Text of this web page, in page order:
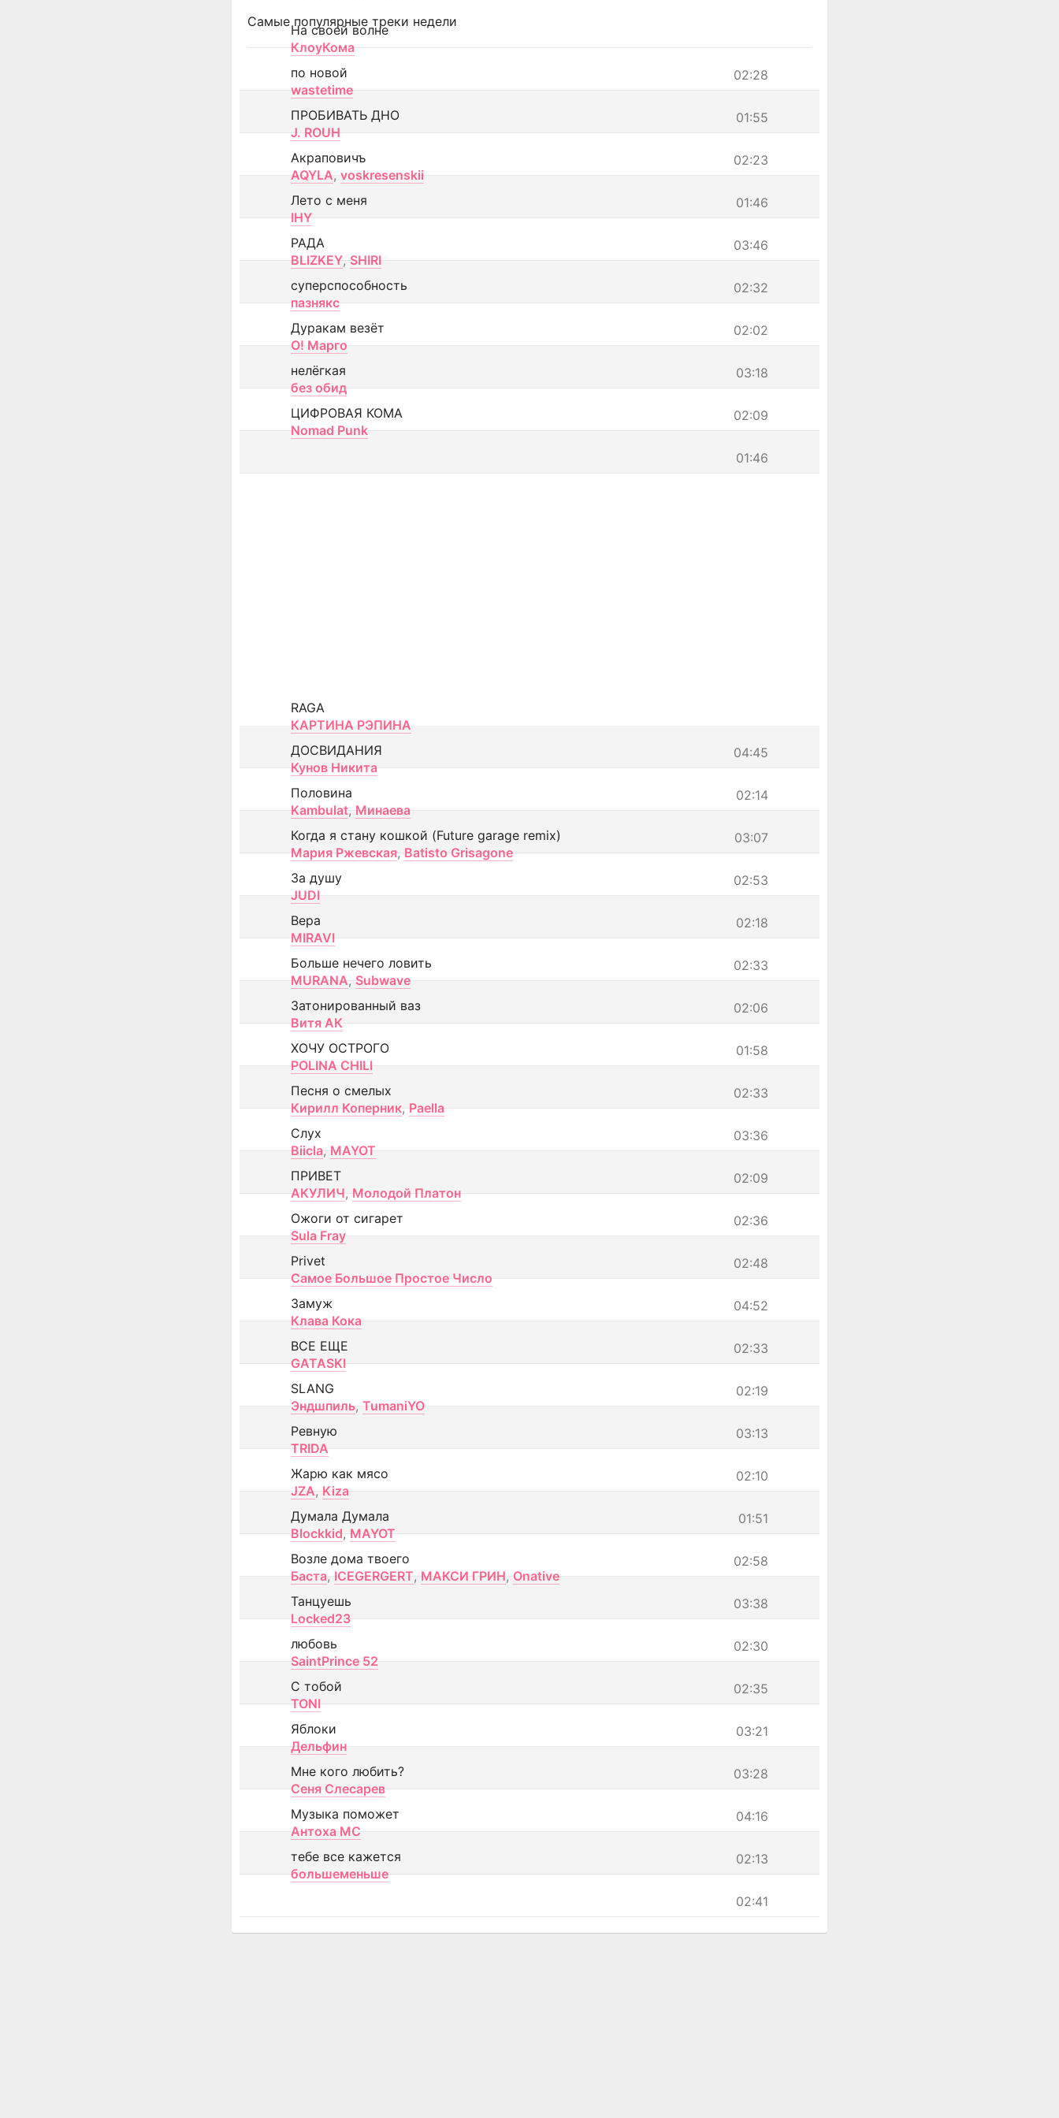
Самые популярные треки недели
На своей волне
КлоуКома
02:28
по новой
wastetime
01:55
ПРОБИВАТЬ ДНО
J. ROUH
02:23
Акраповичъ
AQYLA, voskresenskii
01:46
Лето с меня
IHY
03:46
РАДА
BLIZKEY, SHIRI
02:32
суперспособность
пазнякс
02:02
Дуракам везёт
О! Марго
03:18
нелёгкая
без обид
02:09
ЦИФРОВАЯ КОМА
Nomad Punk
01:46
RAGA
КАРТИНА РЭПИНА
04:45
ДОСВИДАНИЯ
Кунов Никита
02:14
Половина
Kambulat, Минаева
03:07
Когда я стану кошкой (Future garage remix)
Мария Ржевская, Batisto Grisagone
02:53
За душу
JUDI
02:18
Вера
MIRAVI
02:33
Больше нечего ловить
MURANA, Subwave
02:06
Затонированный ваз
Витя АК
01:58
ХОЧУ ОСТРОГО
POLINA CHILI
02:33
Песня о смелых
Кирилл Коперник, Paella
03:36
Слух
Biicla, MAYOT
02:09
ПРИВЕТ
АКУЛИЧ, Молодой Платон
02:36
Ожоги от сигарет
Sula Fray
02:48
Privet
Самое Большое Простое Число
04:52
Замуж
Клава Кока
02:33
ВСЕ ЕЩЕ
GATASKI
02:19
SLANG
Эндшпиль, TumaniYO
03:13
Ревную
TRIDA
02:10
Жарю как мясо
JZA, Kiza
01:51
Думала Думала
Blockkid, MAYOT
02:58
Возле дома твоего
Баста, ICEGERGERT, МАКСИ ГРИН, Onative
03:38
Танцуешь
Locked23
02:30
любовь
SaintPrince 52
02:35
С тобой
TONI
03:21
Яблоки
Дельфин
03:28
Мне кого любить?
Сеня Слесарев
04:16
Музыка поможет
Антоха МС
02:13
тебе все кажется
большеменьше
02:41